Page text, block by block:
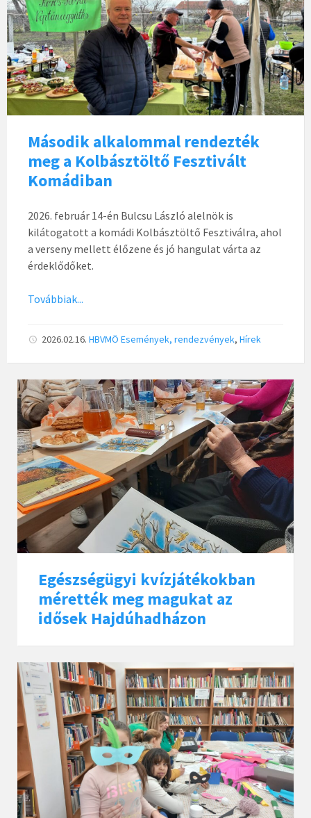
Második alkalommal rendezték
meg a Kolbásztöltő Fesztivált
Komádiban
2026. február 14-én Bulcsu László alelnök is
kilátogatott a komádi Kolbásztöltő Fesztiválra, ahol
a verseny mellett élőzene és jó hangulat várta az
érdeklődőket.
Továbbiak...
2026.02.16. HBVMÖ Események, rendezvények, Hírek
Egészségügyi kvízjátékokban
mérették meg magukat az
idősek Hajdúhadházon